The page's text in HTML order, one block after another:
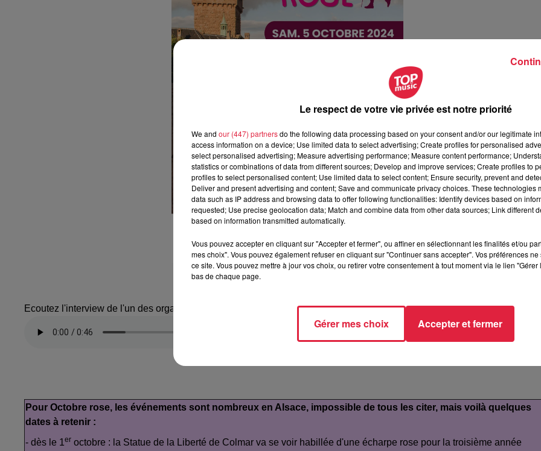
Ecoutez l'interview de l'un des organisateurs de la Montée rose, François Muller
Pour Octobre rose, les événements sont nombreux en Alsace, impossible de tous les citer, mais voilà quelques
dates à retenir :
- dès le 1er octobre : la Statue de la Liberté de Colmar va se voir habillée d'une écharpe rose pour la troisième année
Le respect de votre vie privée est notre priorité
We and our (447) partnersdo the following data processing based on your consent and/or our legitimate
access information on a device; Use limited data to select advertising; Create profiles for personalised
select personalised advertising; Measure advertising performance; Measure content performance;
statistics or combinations of data from different sources; Develop and improve services; Create profiles to
profiles to select personalised content; Use limited data to select content; Ensure security, prevent and
Deliver and present advertising and content; Save and communicate privacy choices. These technologies
data such as IP address and browsing data to offer following functionalities: Identify devices based on
requested; Use precise geolocation data; Match and combine data from other data sources; Link different
based on information transmitted automatically.
Vous pouvez accepter en cliquant sur "Accepter et fermer", ou affiner en sélectionnant les finalités et/ou
mes choix". Vous pouvez également refuser en cliquant sur "Continuer sans accepter". Vos préférences
ce site. Vous pouvez mettre à jour vos choix, ou retirer votre consentement à tout moment via le lien
bas de chaque page.
Gérer mes choix Accepter et fermer